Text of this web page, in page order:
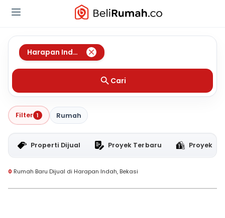
Harapan Indah Bekasi
Cari
Filter 1 Rumah
Properti Dijual Proyek Terbaru Proyek
0 Rumah Baru Dijual di Harapan Indah, Bekasi